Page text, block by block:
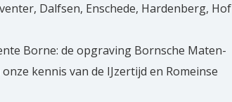
Dalfsen, Enschede, Hardenberg, Hof
Borne: de opgraving Bornsche Maten-
kennis van de IJzertijd en Romeinse